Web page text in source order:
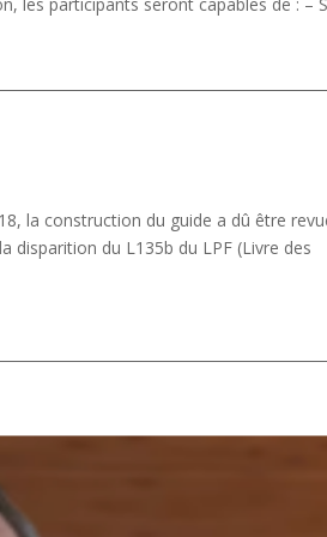
la construction du guide a dû être
disparition du L135b du LPF (Livre des